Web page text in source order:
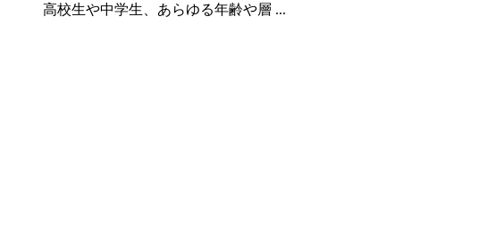
高校生や中学生、あらゆる年齢や層 ...